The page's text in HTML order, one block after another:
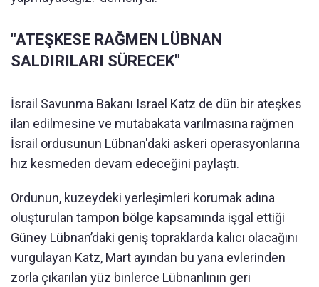
"ATEŞKESE RAĞMEN LÜBNAN
SALDIRILARI SÜRECEK"
İsrail Savunma Bakanı Israel Katz de dün bir ateşkes
ilan edilmesine ve mutabakata varılmasına rağmen
İsrail ordusunun Lübnan'daki askeri operasyonlarına
hız kesmeden devam edeceğini paylaştı.
Ordunun, kuzeydeki yerleşimleri korumak adına
oluşturulan tampon bölge kapsamında işgal ettiği
Güney Lübnan’daki geniş topraklarda kalıcı olacağını
vurgulayan Katz, Mart ayından bu yana evlerinden
zorla çıkarılan yüz binlerce Lübnanlının geri